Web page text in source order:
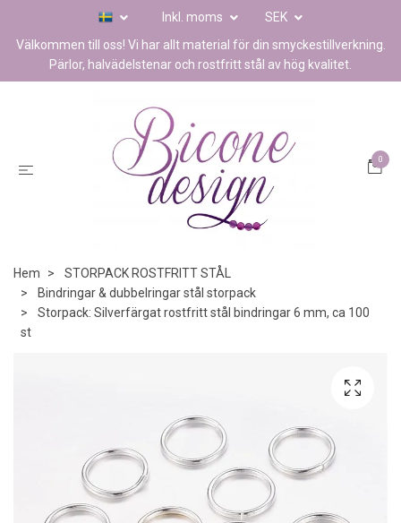
Inkl. moms
SEK
Välkommen till oss! Vi har allt material för din smyckestillverkning.
Pärlor, halvädelstenar och rostfritt stål av hög kvalitet.
0
Hem
STORPACK ROSTFRITT STÅL
Bindringar & dubbelringar stål storpack
Storpack: Silverfärgat rostfritt stål bindringar 6 mm, ca 100
st